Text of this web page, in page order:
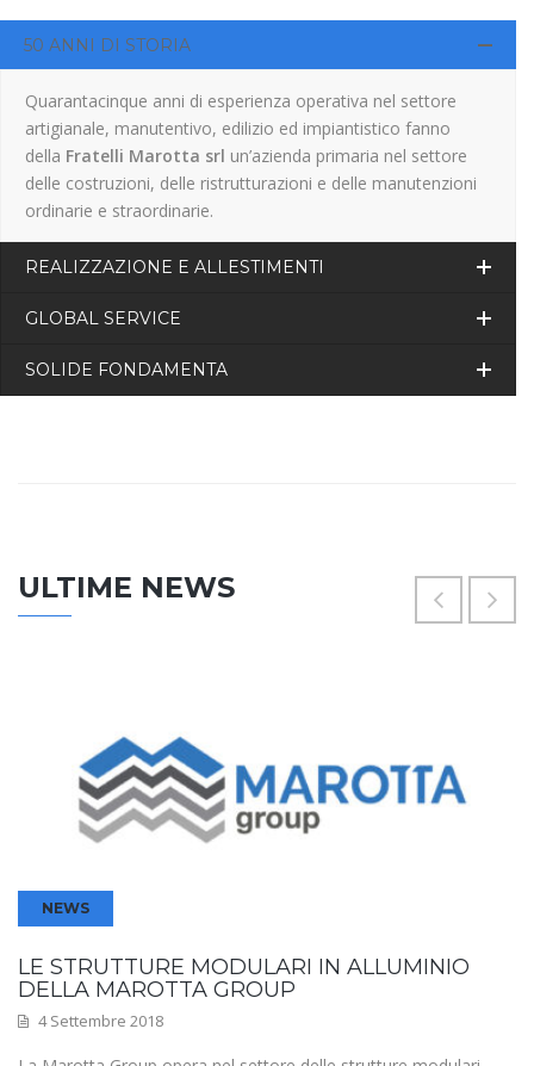
50 ANNI DI STORIA
Quarantacinque anni di esperienza operativa nel settore
artigianale, manutentivo, edilizio ed impiantistico fanno
della Fratelli Marotta srl un’azienda primaria nel settore
delle costruzioni, delle ristrutturazioni e delle manutenzioni
ordinarie e straordinarie.
REALIZZAZIONE E ALLESTIMENTI
GLOBAL SERVICE
SOLIDE FONDAMENTA
ULTIME NEWS
NEWS
LE STRUTTURE MODULARI IN ALLUMINIO
DELLA MAROTTA GROUP
4 Settembre 2018